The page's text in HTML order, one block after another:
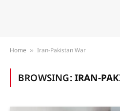
Home » Iran-Pakistan War
BROWSING: IRAN-